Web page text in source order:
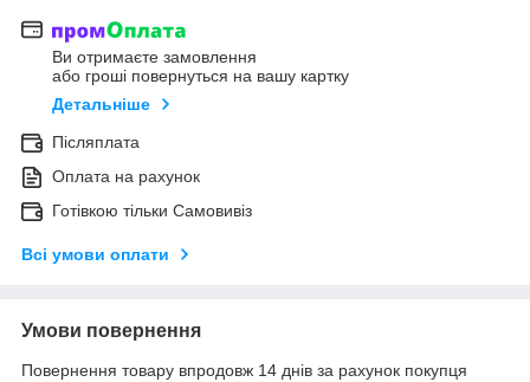
Ви отримаєте замовлення
або гроші повернуться на вашу картку
Детальніше
Післяплата
Оплата на рахунок
Готівкою тільки Самовивіз
Всі умови оплати
Умови повернення
Повернення товару впродовж 14 днів за рахунок покупця